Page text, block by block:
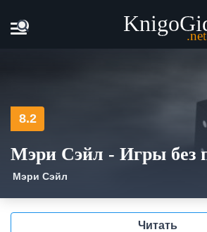
Главная Мэри Сэйл - Игры
8.2
Мэри Сэйл - Игры без
Мэри Сэйл
Читать